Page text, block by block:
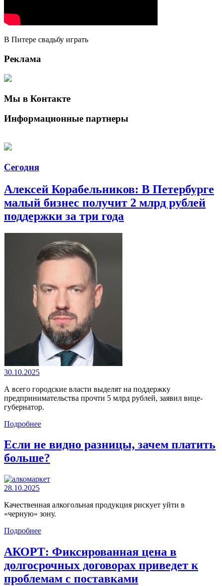
В Питере свадьбу играть
Реклама
Мы в Контакте
Информационные партнеры
Сегодня
Алексей Корабельников: В Петербурге
малый бизнес получит 2 млрд рублей
поддержки за три года
30.10.2025
А всего городские власти выделят на поддержку
предпринимательства прочти 5 млрд рублей, заявил вице-
губернатор.
Подробнее
Если не видно разницы, зачем платить
больше?
28.10.2025
Качественная алкогольная продукция рискует уйти в
«черную» зону.
Подробнее
АКОРТ: Фиксированная цена в
долгосрочных договорах приведет к
проблемам с поставками